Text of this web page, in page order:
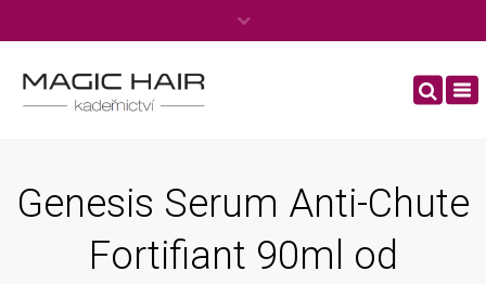
Po – Ne: 8:00 – 20:00
×
Genesis Serum Anti-Chute
Fortifiant 90ml od